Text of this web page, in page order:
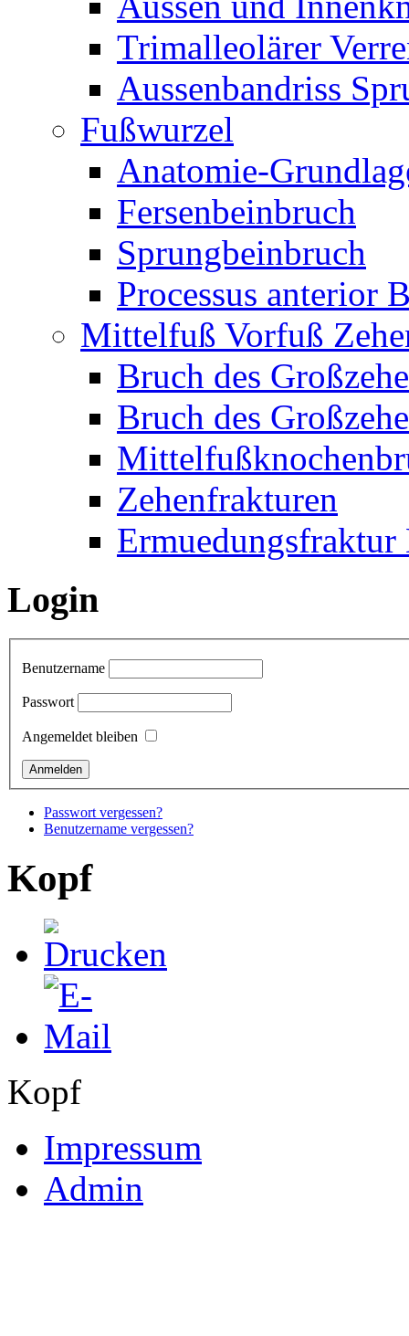
Trimalleolärer
Aussenbandriss
Fußwurzel
Anatomie-
Fersenbeinbruch
Sprungbeinbruch
Processus anterior
Mittelfuß Vorfuß
Bruch des
Bruch des
Zehenfrakturen
Login
Benutzername
Passwort
Angemeldet bleiben
Passwort vergessen?
Benutzername vergessen?
Kopf
Kopf
Impressum
Admin